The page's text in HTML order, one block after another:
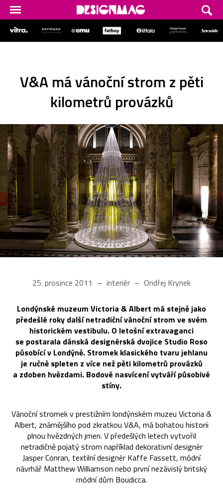
V&A má vánoční strom z pěti
kilometrů provázků
25. prosince 2011 interiér Ondřej Krynek
Londýnské muzeum Victoria & Albert má stejně jako
předešlé roky další netradiční vánoční strom ve svém
historickém vestibulu. O letošní extravaganci
se postarala dánská designérská dvojice Studio Roso
působící v Londýně. Stromek klasického tvaru jehlanu
je ručně spleten z více než pěti kilometrů provázků
a zdoben hvězdami. Bodové nasvícení vytváří působivé
stíny.
Vánoční stromek v prestižním londýnském muzeu Victoria &
Albert, známějšího pod zkratkou V&A, má bohatou historii
plnou hvězdných jmen. V předešlých letech vytvořil
netradičně pojatý strom například dekorativní designér
Jasper Conran, textilní designér Kaffe Fassett, módní
návrhář Matthew Williamson nebo první nezávislý britský
módní dům Boudicca.